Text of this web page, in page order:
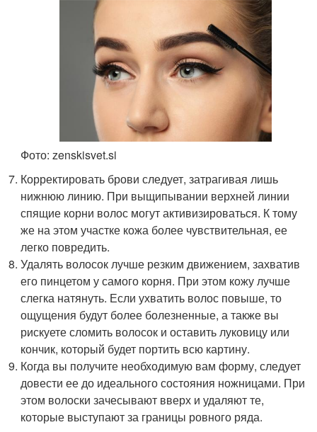
Фото: zenskisvet.si
Корректировать брови следует, затрагивая лишь
нижнюю линию. При выщипывании верхней линии
спящие корни волос могут активизироваться. К тому
же на этом участке кожа более чувствительная, ее
легко повредить.
Удалять волосок лучше резким движением, захватив
его пинцетом у самого корня. При этом кожу лучше
слегка натянуть. Если ухватить волос повыше, то
ощущения будут более болезненные, а также вы
рискуете сломить волосок и оставить луковицу или
кончик, который будет портить всю картину.
Когда вы получите необходимую вам форму, следует
довести ее до идеального состояния ножницами. При
этом волоски зачесывают вверх и удаляют те,
которые выступают за границы ровного ряда.